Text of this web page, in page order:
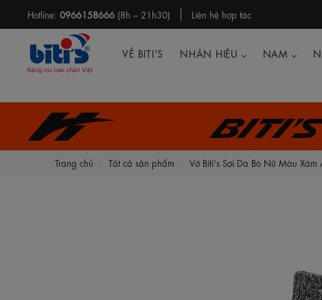
Hotline: 0966158666 (8h – 21h30) Liên hệ hợp tác
VỀ BITI'S NHÃN HIỆU NAM
Biti's
Trang chủ Tất cả sản phẩm Vớ Biti's Sợi Da Bò Nữ Màu